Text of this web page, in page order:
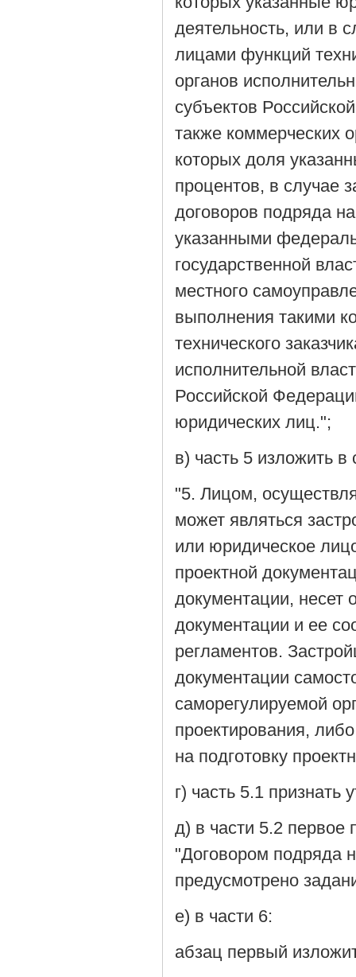
деятельность, или в
лицами функций
органов
субъектов
также коммерческих
которых доля
процентов, в случае
договоров подряда
указанными
государственной
местного
выполнения такими
технического
исполнительной
Российской
юридических лиц.";
в) часть 5 изложить
"5. Лицом,
может являться
или юридическое
проектной
документации, несет
документации и ее
регламентов.
документации
саморегулируемой
проектирования,
на подготовку
г) часть 5.1 признать
д) в части 5.2
"Договором подряда
предусмотрено
е) в части 6:
абзац первый